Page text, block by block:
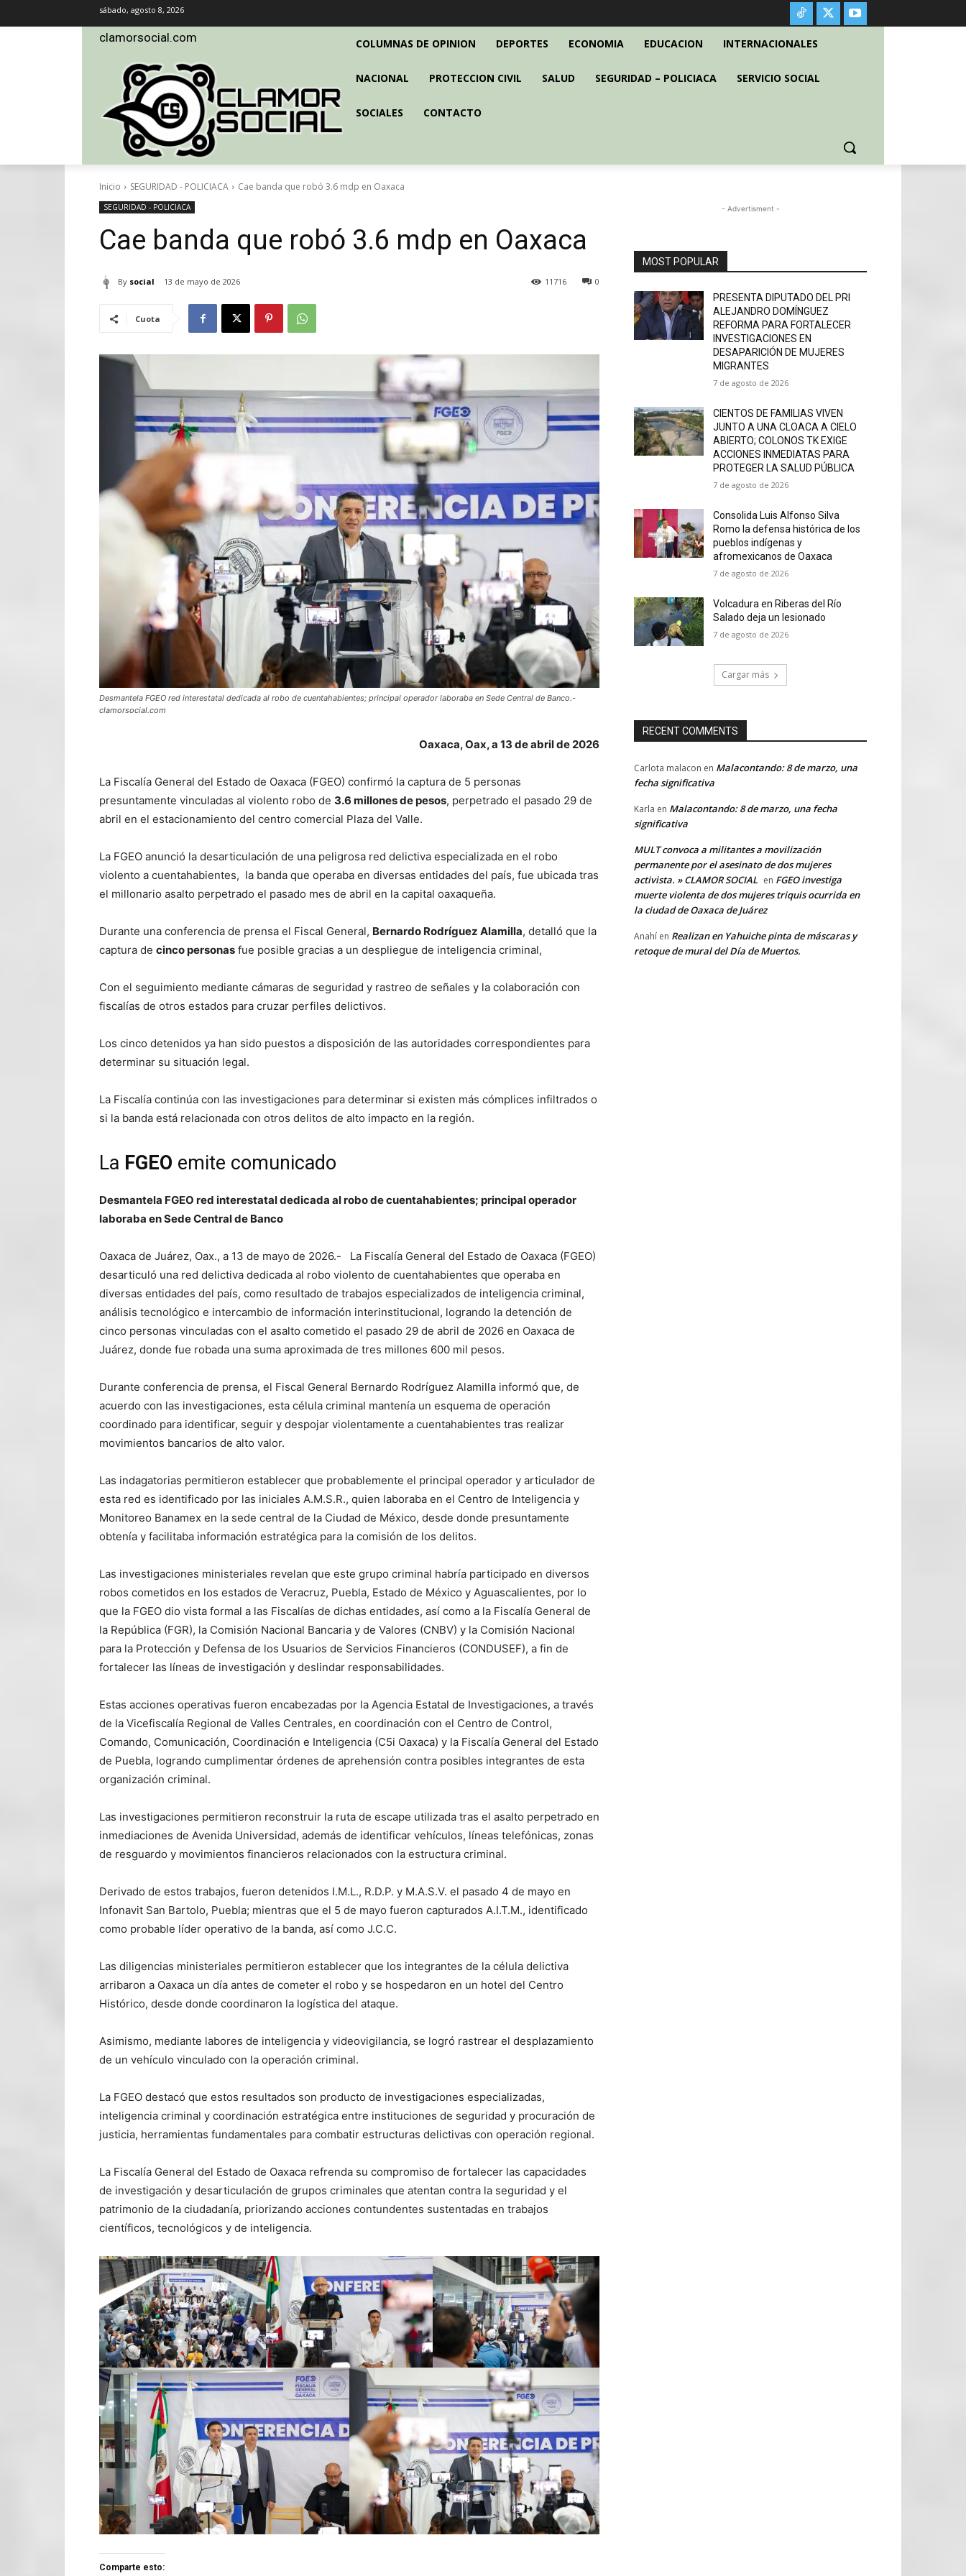
sábado, agosto 8, 2026
clamorsocial.com COLUMNAS DE OPINION DEPORTES ECONOMIA EDUCACION INTERNACIONALES
NACIONAL PROTECCION CIVIL SALUD SEGURIDAD – POLICIACA SERVICIO SOCIAL
SOCIALES CONTACTO
Inicio SEGURIDAD - POLICIACA Cae banda que robó 3.6 mdp en Oaxaca
SEGURIDAD - POLICIACA
Cae banda que robó 3.6 mdp en Oaxaca
By social 13 de mayo de 2026 0
11716
Cuota
Desmantela FGEO red interestatal dedicada al robo de cuentahabientes; principal operador laboraba en Sede Central de Banco.-
clamorsocial.com
Oaxaca, Oax, a 13 de abril de 2026
La Fiscalía General del Estado de Oaxaca (FGEO) confirmó la captura de 5 personas
presuntamente vinculadas al violento robo de 3.6 millones de pesos, perpetrado el pasado 29 de
abril en el estacionamiento del centro comercial Plaza del Valle.
La FGEO anunció la desarticulación de una peligrosa red delictiva especializada en el robo
violento a cuentahabientes, la banda que operaba en diversas entidades del país, fue ubicada tras
el millonario asalto perpetrado el pasado mes de abril en la capital oaxaqueña.
Durante una conferencia de prensa el Fiscal General, Bernardo Rodríguez Alamilla, detalló que la
captura de cinco personas fue posible gracias a un despliegue de inteligencia criminal,
Con el seguimiento mediante cámaras de seguridad y rastreo de señales y la colaboración con
fiscalías de otros estados para cruzar perfiles delictivos.
Los cinco detenidos ya han sido puestos a disposición de las autoridades correspondientes para
determinar su situación legal.
La Fiscalía continúa con las investigaciones para determinar si existen más cómplices infiltrados o
si la banda está relacionada con otros delitos de alto impacto en la región.
La FGEO emite comunicado
Desmantela FGEO red interestatal dedicada al robo de cuentahabientes; principal operador
laboraba en Sede Central de Banco
Oaxaca de Juárez, Oax., a 13 de mayo de 2026.- La Fiscalía General del Estado de Oaxaca (FGEO)
desarticuló una red delictiva dedicada al robo violento de cuentahabientes que operaba en
diversas entidades del país, como resultado de trabajos especializados de inteligencia criminal,
análisis tecnológico e intercambio de información interinstitucional, logrando la detención de
cinco personas vinculadas con el asalto cometido el pasado 29 de abril de 2026 en Oaxaca de
Juárez, donde fue robada una suma aproximada de tres millones 600 mil pesos.
Durante conferencia de prensa, el Fiscal General Bernardo Rodríguez Alamilla informó que, de
acuerdo con las investigaciones, esta célula criminal mantenía un esquema de operación
coordinado para identificar, seguir y despojar violentamente a cuentahabientes tras realizar
movimientos bancarios de alto valor.
Las indagatorias permitieron establecer que probablemente el principal operador y articulador de
esta red es identificado por las iniciales A.M.S.R., quien laboraba en el Centro de Inteligencia y
Monitoreo Banamex en la sede central de la Ciudad de México, desde donde presuntamente
obtenía y facilitaba información estratégica para la comisión de los delitos.
Las investigaciones ministeriales revelan que este grupo criminal habría participado en diversos
robos cometidos en los estados de Veracruz, Puebla, Estado de México y Aguascalientes, por lo
que la FGEO dio vista formal a las Fiscalías de dichas entidades, así como a la Fiscalía General de
la República (FGR), la Comisión Nacional Bancaria y de Valores (CNBV) y la Comisión Nacional
para la Protección y Defensa de los Usuarios de Servicios Financieros (CONDUSEF), a fin de
fortalecer las líneas de investigación y deslindar responsabilidades.
Estas acciones operativas fueron encabezadas por la Agencia Estatal de Investigaciones, a través
de la Vicefiscalía Regional de Valles Centrales, en coordinación con el Centro de Control,
Comando, Comunicación, Coordinación e Inteligencia (C5i Oaxaca) y la Fiscalía General del Estado
de Puebla, logrando cumplimentar órdenes de aprehensión contra posibles integrantes de esta
organización criminal.
Las investigaciones permitieron reconstruir la ruta de escape utilizada tras el asalto perpetrado en
inmediaciones de Avenida Universidad, además de identificar vehículos, líneas telefónicas, zonas
de resguardo y movimientos financieros relacionados con la estructura criminal.
Derivado de estos trabajos, fueron detenidos I.M.L., R.D.P. y M.A.S.V. el pasado 4 de mayo en
Infonavit San Bartolo, Puebla; mientras que el 5 de mayo fueron capturados A.I.T.M., identificado
como probable líder operativo de la banda, así como J.C.C.
Las diligencias ministeriales permitieron establecer que los integrantes de la célula delictiva
arribaron a Oaxaca un día antes de cometer el robo y se hospedaron en un hotel del Centro
Histórico, desde donde coordinaron la logística del ataque.
Asimismo, mediante labores de inteligencia y videovigilancia, se logró rastrear el desplazamiento
de un vehículo vinculado con la operación criminal.
La FGEO destacó que estos resultados son producto de investigaciones especializadas,
inteligencia criminal y coordinación estratégica entre instituciones de seguridad y procuración de
justicia, herramientas fundamentales para combatir estructuras delictivas con operación regional.
La Fiscalía General del Estado de Oaxaca refrenda su compromiso de fortalecer las capacidades
de investigación y desarticulación de grupos criminales que atentan contra la seguridad y el
patrimonio de la ciudadanía, priorizando acciones contundentes sustentadas en trabajos
científicos, tecnológicos y de inteligencia.
Comparte esto:
- Advertisment -
MOST POPULAR
PRESENTA DIPUTADO DEL PRI
ALEJANDRO DOMÍNGUEZ
REFORMA PARA FORTALECER
INVESTIGACIONES EN
DESAPARICIÓN DE MUJERES
MIGRANTES
7 de agosto de 2026
CIENTOS DE FAMILIAS VIVEN
JUNTO A UNA CLOACA A CIELO
ABIERTO; COLONOS TK EXIGE
ACCIONES INMEDIATAS PARA
PROTEGER LA SALUD PÚBLICA
7 de agosto de 2026
Consolida Luis Alfonso Silva
Romo la defensa histórica de los
pueblos indígenas y
afromexicanos de Oaxaca
7 de agosto de 2026
Volcadura en Riberas del Río
Salado deja un lesionado
7 de agosto de 2026
Cargar más
RECENT COMMENTS
Carlota malacon en Malacontando: 8 de marzo, una
fecha significativa
Karla en Malacontando: 8 de marzo, una fecha
significativa
MULT convoca a militantes a movilización
permanente por el asesinato de dos mujeres
activista. » CLAMOR SOCIAL en FGEO investiga
muerte violenta de dos mujeres triquis ocurrida en
la ciudad de Oaxaca de Juárez
Anahí en Realizan en Yahuiche pinta de máscaras y
retoque de mural del Día de Muertos.